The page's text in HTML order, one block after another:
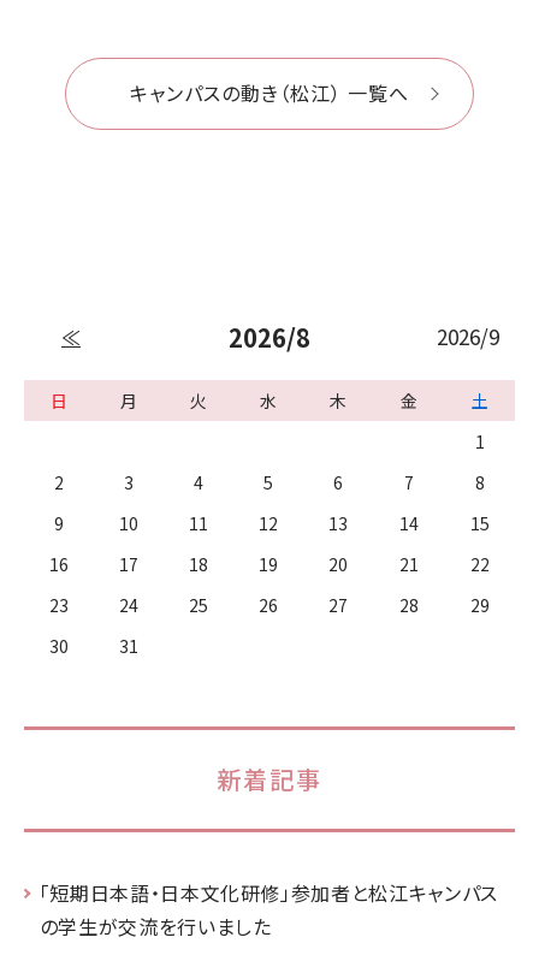
キャンパスの動き（松江） 一覧へ
≪ 2026/8 2026/9
日 月 火 水 木 金
土
1
2
3 4 5 6 7
8
9
10 11 12 13 14
15
16
17 18 19 20 21
22
23
24 25 26 27 28
29
30
31
新着記事
「短期日本語・日本文化研修」参加者と松江キャンパス
の学生が交流を行いました